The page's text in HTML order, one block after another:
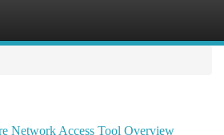
Network Access Tool Overview